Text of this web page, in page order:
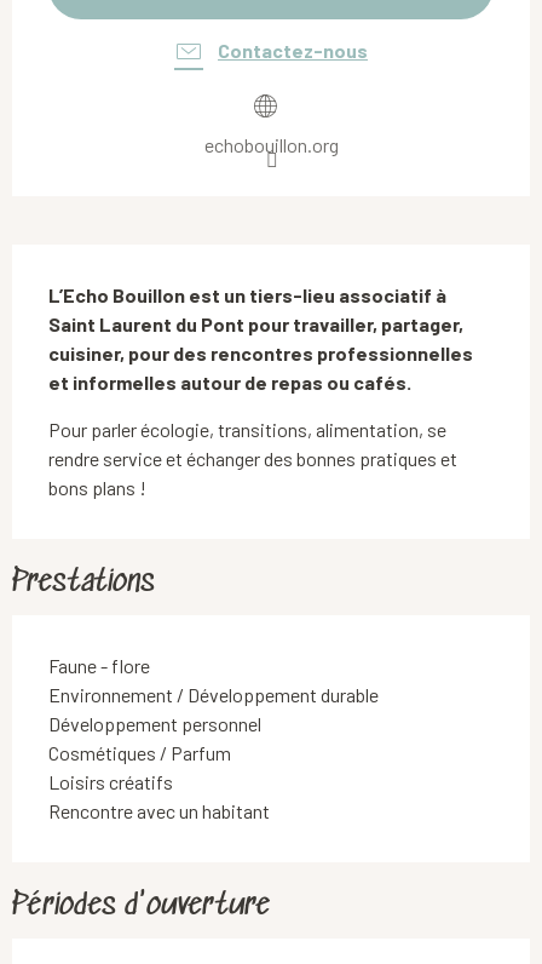
Contactez-nous
echobouillon.org
L’Echo Bouillon est un tiers-lieu associatif à
Saint Laurent du Pont pour travailler, partager,
cuisiner, pour des rencontres professionnelles
et informelles autour de repas ou cafés.
Pour parler écologie, transitions, alimentation, se
rendre service et échanger des bonnes pratiques et
bons plans !
Prestations
Faune - flore
Environnement / Développement durable
Développement personnel
Cosmétiques / Parfum
Loisirs créatifs
Rencontre avec un habitant
Périodes d'ouverture